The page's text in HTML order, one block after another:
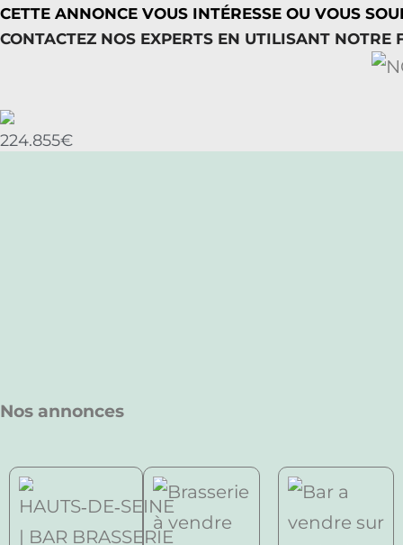
CETTE ANNONCE VOUS INTÉRESSE OU VOUS
CONTACTEZ NOS EXPERTS EN UTILISANT
224.855€
Nos annonces